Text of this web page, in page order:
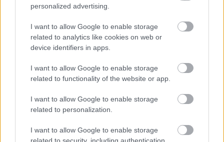
personalized advertising.
I want to allow Google to enable storage
related to analytics like cookies on web or
device identifiers in apps.
I want to allow Google to enable storage
related to functionality of the website or app.
I want to allow Google to enable storage
related to personalization.
I want to allow Google to enable storage
related to security, including authentication
Tisztelt Cím!
A Magyar Műszaki és Közlekedési Múzeum
felújításával kapcsolatos kérdéseit az
EMMI illetékességből Baán László
miniszteri biztosához továbbította.